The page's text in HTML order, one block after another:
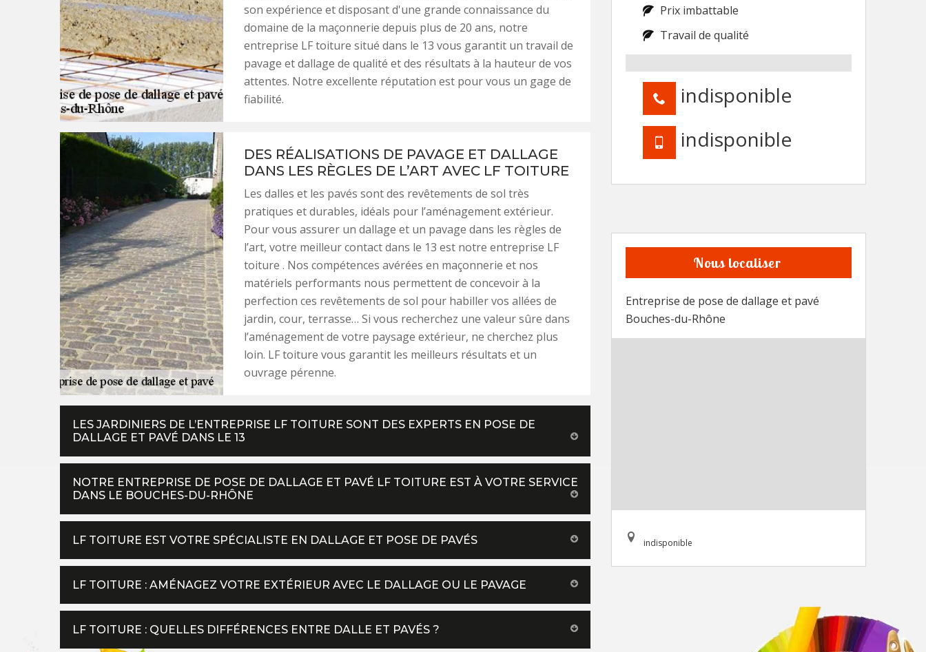
son expérience et disposant d'une grande connaissance du
domaine de la maçonnerie depuis plus de 20 ans, notre
entreprise LF toiture situé dans le 13 vous garantit un travail de
pavage et dallage de qualité et des résultats à la hauteur de vos
attentes. Notre excellente réputation est pour vous un gage de
fiabilité.
DES RÉALISATIONS DE PAVAGE ET DALLAGE
DANS LES RÈGLES DE L’ART AVEC LF TOITURE
Les dalles et les pavés sont des revêtements de sol très
pratiques et durables, idéals pour l’aménagement extérieur.
Pour vous assurer un dallage et un pavage dans les règles de
l’art, votre meilleur contact dans le 13 est notre entreprise LF
toiture . Nos compétences avérées en maçonnerie et nos
matériels performants nous permettent de concevoir à la
perfection ces revêtements de sol pour habiller vos allées de
jardin, cour, terrasse… Si vous recherchez une valeur sûre dans
l’aménagement de votre paysage extérieur, ne cherchez plus
loin. LF toiture vous garantit les meilleurs résultats et un
ouvrage pérenne.
LES JARDINIERS DE L’ENTREPRISE LF TOITURE SONT DES EXPERTS EN POSE DE
DALLAGE ET PAVÉ DANS LE 13
NOTRE ENTREPRISE DE POSE DE DALLAGE ET PAVÉ LF TOITURE EST À VOTRE SERVICE
DANS LE BOUCHES-DU-RHÔNE
LF TOITURE EST VOTRE SPÉCIALISTE EN DALLAGE ET POSE DE PAVÉS
LF TOITURE : AMÉNAGEZ VOTRE EXTÉRIEUR AVEC LE DALLAGE OU LE PAVAGE
LF TOITURE : QUELLES DIFFÉRENCES ENTRE DALLE ET PAVÉS ?
Prix imbattable
Travail de qualité
indisponible
indisponible
Nous localiser
Entreprise de pose de dallage et pavé
Bouches-du-Rhône
indisponible